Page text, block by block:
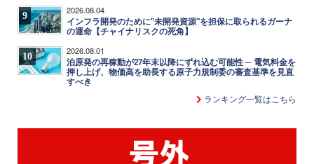
9 2026.08.04
インフラ開発のために"未開発資源"を担保に取られるガーナ
の運命【チャイナリスクの死角】
10 2026.08.01
泊原発の再稼動が27年末以降にずれ込む可能性 ─ 電気料金を
押し上げ、物価高を助長する原子力規制委の審査基準を見直
すべき
ランキング一覧はこちら